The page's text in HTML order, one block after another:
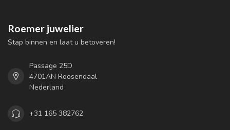
Roemer juwelier
Stap binnen en laat u betoveren!
Passage 25D
4701AN Roosendaal
Nederland
+31 165 382762